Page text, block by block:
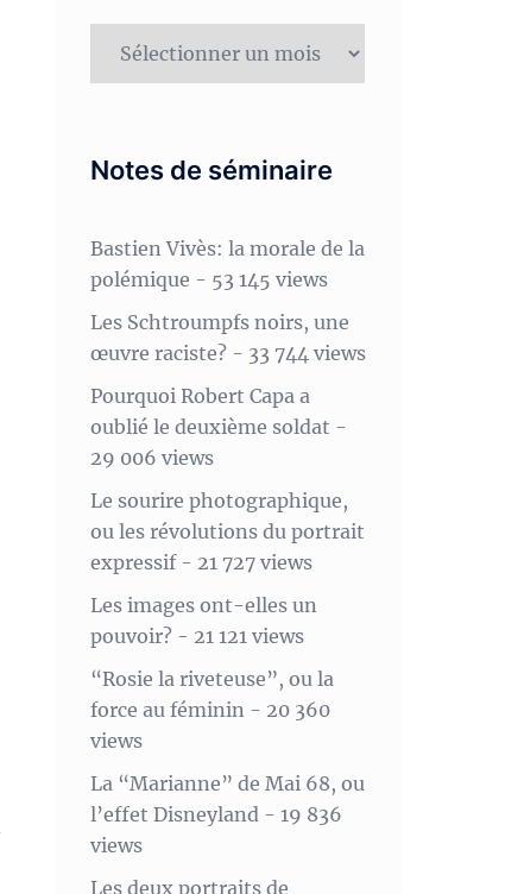
Notes de séminaire
Bastien Vivès: la morale de la
polémique - 53 145 views
Les Schtroumpfs noirs, une
œuvre raciste?- 33 744 views
Pourquoi Robert Capa a
oublié le deuxième soldat -
29 006 views
Le sourire photographique,
ou les révolutions du portrait
expressif- 21 727 views
Les images ont-elles un
pouvoir?- 21 121 views
“Rosie la riveteuse”, ou la
force au féminin - 20 360
views
La “Marianne” de Mai 68, ou
l’effet Disneyland - 19 836
views
Les deux portraits de